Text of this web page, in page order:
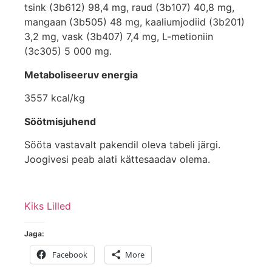
tsink (3b612) 98,4 mg, raud (3b107) 40,8 mg,
mangaan (3b505) 48 mg, kaaliumjodiid (3b201)
3,2 mg, vask (3b407) 7,4 mg, L-metioniin
(3c305) 5 000 mg.
Metaboliseeruv energia
3557 kcal/kg
Söötmisjuhend
Sööta vastavalt pakendil oleva tabeli järgi.
Joogivesi peab alati kättesaadav olema.
Kiks Lilled
Jaga:
Facebook More